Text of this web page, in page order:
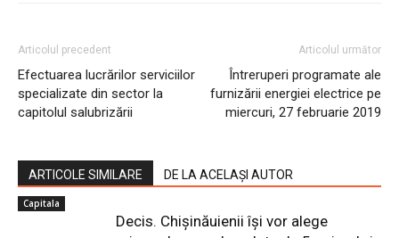
Articolul precedent
Efectuarea lucrărilor serviciilor
specializate din sector la
capitolul salubrizării
Articolul următor
Întreruperi programate ale
furnizării energiei electrice pe
miercuri, 27 februarie 2019
ARTICOLE SIMILARE DE LA ACELAȘI AUTOR
Capitala
Decis. Chișinăuienii își vor alege